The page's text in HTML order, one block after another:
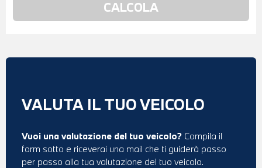
VALUTA IL TUO VEICOLO
Vuoi una valutazione del tuo veicolo? Compila il
form sotto e riceverai una mail che ti guiderà passo
per passo alla tua valutazione del tuo veicolo.